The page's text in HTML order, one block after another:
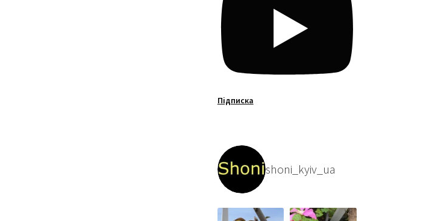
Підписка
shoni_kyiv_ua